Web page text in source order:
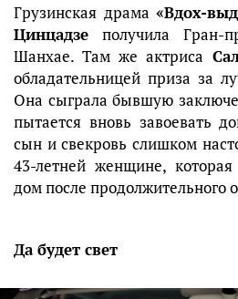
Грузинская драма«Вдох-
Цинцадзе получила Гран-
Шанхае. Там же актриса
обладательницей приза за
Она сыграла бывшую
пытается вновь завоевать
сын и свекровь слишком
43-летней женщине,
дом после продолжительного
Да будет свет